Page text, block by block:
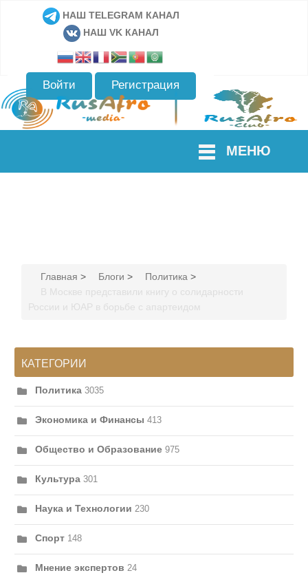
НАШ TELEGRAM КАНАЛ
НАШ VK КАНАЛ
Войти Регистрация
МЕНЮ
Главная > Блоги > Политика >
В Москве представили книгу о солидарности
России и ЮАР в борьбе с апартеидом
КАТЕГОРИИ
Политика 3035
Экономика и Финансы 413
Общество и Образование 975
Культура 301
Наука и Технологии 230
Спорт 148
Мнение экспертов 24